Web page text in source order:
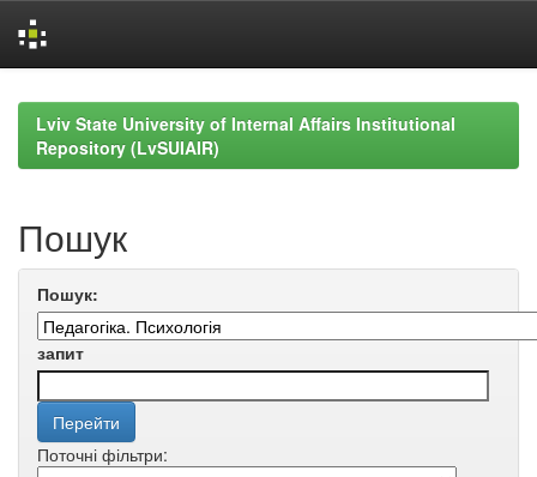
navigationLviv State University of Internal Affairs Institutional
Repository (LvSUIAIR)
Пошук
Пошук:
запит
Поточні фільтри: